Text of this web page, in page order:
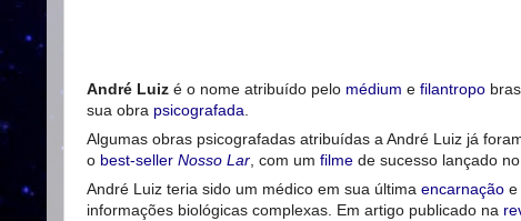
André Luiz é o nome atribuído pelo médium e filantropo
sua obra psicografada.
Algumas obras psicografadas atribuídas a André Luiz já
o best-seller Nosso Lar, com um filme de sucesso lançado
André Luiz teria sido um médico em sua última encarnação e
informações biológicas complexas. Em artigo publicado na